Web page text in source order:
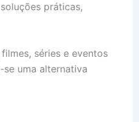
práticas,
séries e eventos
uma alternativa